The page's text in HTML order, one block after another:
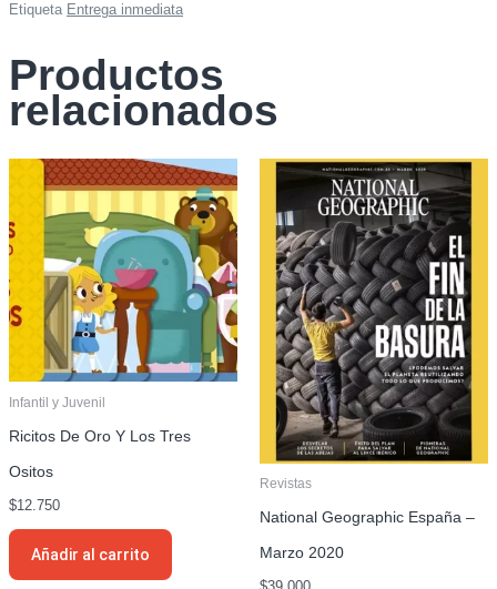
Etiqueta Entrega inmediata
Productos
relacionados
Infantil y Juvenil
Ricitos De Oro Y Los Tres
Ositos
$12.750
Añadir al carrito
Revistas
National Geographic España –
Marzo 2020